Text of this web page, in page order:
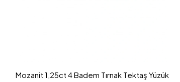
Mozanit 1,25ct 4 Badem Tırnak Tektaş Yüzük